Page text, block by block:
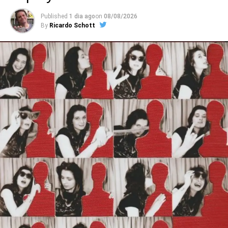
abrasivo estilo Hives, punk experimental na onda do
Wire, hardcore típico, pós-hardcore, um pouco de
psicodelia – tudo junto e misturado, com letras corrosivas
e de estranhamento.
O começo, com o introspectivo pós-punkPrograde
(aberta com baixo tomando conta e demolindo) e com as
diferentes partes deOther hells, já demonstra isso. O
punk psicodélico, gelado e funkeado deMadness
, que
parece um combo Gang Of Four + Black Sabbath (sério!)
representa todas essas variações. Já o jangle rock do
demoDark summerpõe o Ceremony próximo do rock
britânico oitentista, como se um espírito ligado à Rough
Trade tivesse baixado ali. E tem ainda o clima meio 60’s,
meio punk deDeep down where I belong , numa estranha
onda que pega de Hives a Stranglers.
Ouvimos: Taxi Girls –Static
Published 1 dia agoon 08/08/2026
By Ricardo Schott